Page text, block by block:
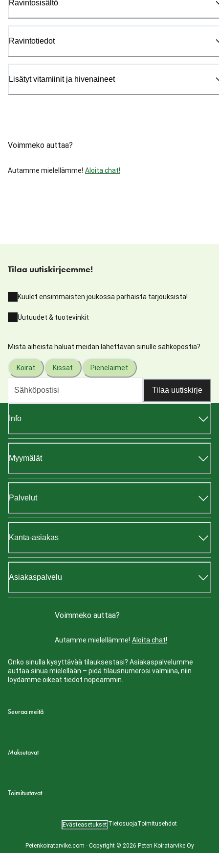
Ravintosisältö
Ravintotiedot
Lisätyt vitamiinit ja hivenaineet
Voimmeko auttaa?
Autamme mielellämme! Aloita chat!
Tilaa uutiskirjeemme!
Kuulet ensimmäisten joukossa parhaista tarjouksista!
Uutuudet & tuotevinkit
Mistä aiheista haluat meidän lähettävän sinulle sähköpostia?
Koirat Kissat Pieneläimet
Tilaa uutiskirje
Info
Myymälät
Palvelut
Kanta-asiakas
Asiakaspalvelu
Voimmeko auttaa?
Autamme mielellämme! Aloita chat!
Onko sinulla kysyttävää tilauksestasi? Asiakaspalvelumme
auttaa sinua mielellään – pidä tilausnumerosi valmiina, niin
löydämme oikeat tiedot nopeammin.
Seuraa meitä
Maksutavat
Toimitustavat
Petenkoiratarvike.com - Copyright © 2026 Peten Koiratarvike Oy
Evästeasetukset TietosuojaToimitusehdot